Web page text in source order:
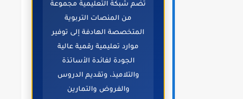
تضم شبكة التعليمية مجموعة
من المنصات التربوية
المتخصصة الهادفة إلى توفير
موارد تعليمية رقمية عالية
الجودة لفائدة الأساتذة
والتلاميذ، وتقديم الدروس
والفروض والتمارين